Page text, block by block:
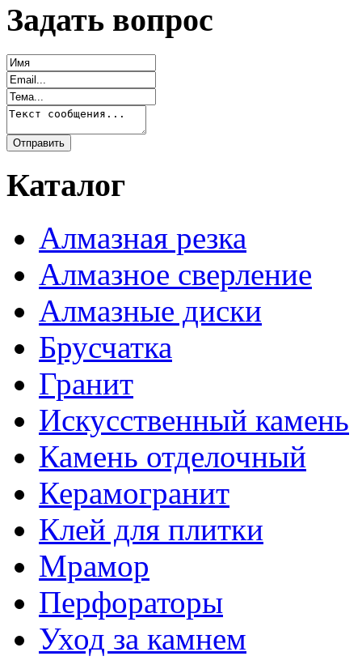
Задать вопрос
Каталог
Алмазная резка
Алмазное сверление
Алмазные диски
Брусчатка
Гранит
Искусственный камень
Камень отделочный
Керамогранит
Клей для плитки
Мрамор
Перфораторы
Уход за камнем